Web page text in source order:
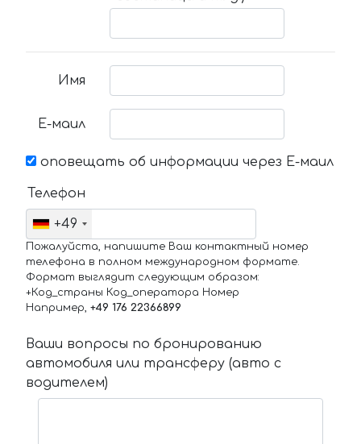
Имя
Е-маил
оповещать об информации через Е-маил
Телефон
+49
Пожалуйста, напишите Ваш контактный номер
телефона в полном международном формате.
Формат выглядит следующим образом:
+Код_страны Код_оператора Номер
Например, +49 176 22366899
Ваши вопросы по бронированию
автомобиля или трансферу (авто с
водителем)